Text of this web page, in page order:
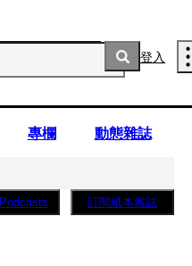
登入
專欄 動態雜誌
Podcasts 訂閱紙本雜誌